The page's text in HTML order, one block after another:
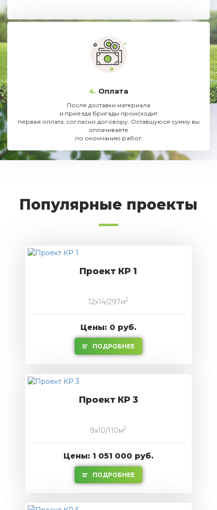
4. Оплата
После доставки материала
и приезда бригады происходит
первая оплата, согласно договору. Оставшуюся сумму вы
оплачиваете
по окончанию работ.
Популярные проекты
Проект КР 1
12x14/297м2
Цены: 0 руб.
ПОДРОБНЕЕ
Проект КР 3
9x10/110м2
Цены: 1 051 000 руб.
ПОДРОБНЕЕ